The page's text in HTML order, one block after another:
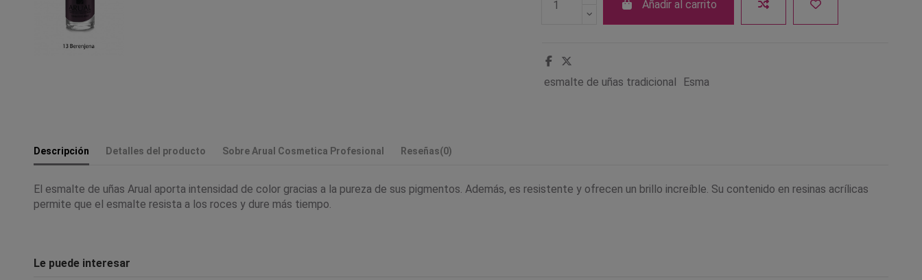
Añadir al carrito
esmalte de uñas tradicional Esma
Descripción Detalles del producto Sobre Arual Cosmetica Profesional Reseñas(0)
El esmalte de uñas Arual aporta intensidad de color gracias a la pureza de sus pigmentos. Además, es resistente y ofrecen un brillo increíble. Su contenido en resinas acrílicas
permite que el esmalte resista a los roces y dure más tiempo.
Le puede interesar